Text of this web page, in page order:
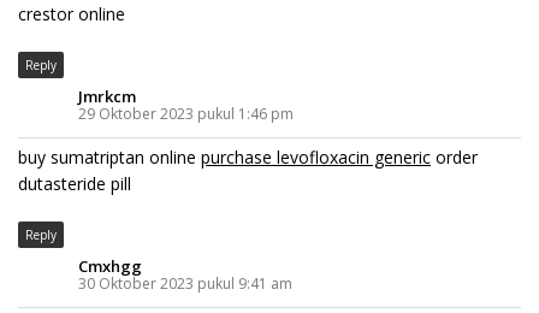
crestor online
Reply
Jmrkcm
29 Oktober 2023 pukul 1:46 pm
buy sumatriptan online purchase levofloxacin generic order
dutasteride pill
Reply
Cmxhgg
30 Oktober 2023 pukul 9:41 am